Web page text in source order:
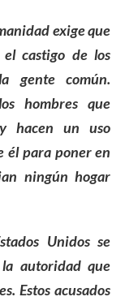
exige que
castigo de los
gente común.
hombres que
hacen un uso
él para poner en
ningún hogar
Unidos se
autoridad que
Estos acusados